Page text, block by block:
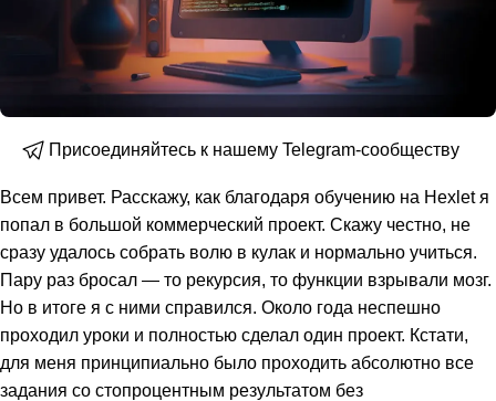
Присоединяйтесь к нашему Telegram-сообществу
Всем привет. Расскажу, как благодаря обучению на Hexlet я
попал в большой коммерческий проект. Скажу честно, не
сразу удалось собрать волю в кулак и нормально учиться.
Пару раз бросал — то рекурсия, то функции взрывали мозг.
Но в итоге я с ними справился. Около года неспешно
проходил уроки и полностью сделал один проект. Кстати,
для меня принципиально было проходить абсолютно все
задания со стопроцентным результатом без